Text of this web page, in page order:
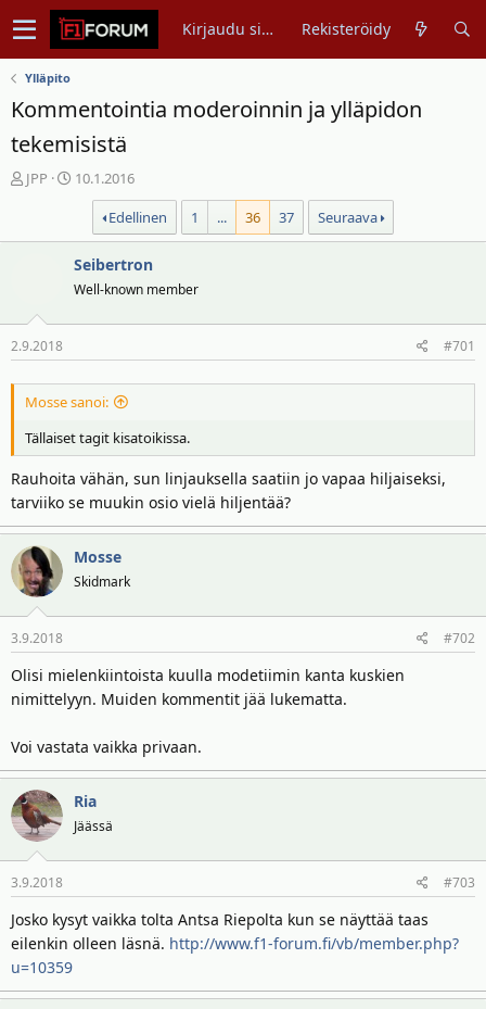
Kirjaudu sisään Rekisteröidy
Ylläpito
Kommentointia moderoinnin ja ylläpidon
tekemisistä
V
s
e
t
u
a
l
o
i
t
t
a
j
a
JPP
A
i
t
u
p
m
ä
ä
r
ä
10.1.2016
Edellinen
1 ... 36 37 Seuraava
Seibertron
Well-known member
2.9.2018 #701
Mosse sanoi:
Tällaiset tagit kisatoikissa.
Rauhoita vähän, sun linjauksella saatiin jo vapaa hiljaiseksi,
tarviiko se muukin osio vielä hiljentää?
Mosse
Skidmark
3.9.2018 #702
Olisi mielenkiintoista kuulla modetiimin kanta kuskien
nimittelyyn. Muiden kommentit jää lukematta.
Voi vastata vaikka privaan.
Ria
Jäässä
3.9.2018 #703
Josko kysyt vaikka tolta Antsa Riepolta kun se näyttää taas
eilenkin olleen läsnä. http://www.f1-forum.fi/vb/member.php?
u=10359